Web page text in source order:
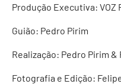
Produção Executiva: VOZ
Guião: Pedro Pirim
Realização: Pedro Pirim
Fotografia e Edição: